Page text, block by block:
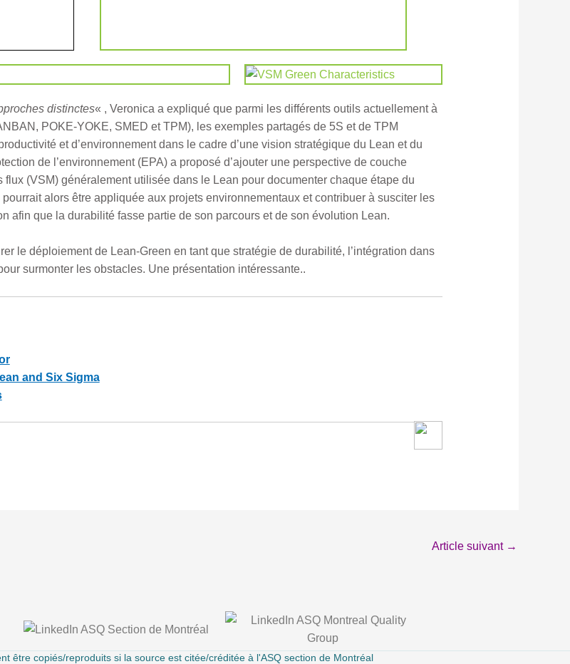
distinctes« , Veronica a expliqué que parmi les différents outils actuellement à
POKE-YOKE, SMED et TPM), les exemples partagés de 5S et de TPM
et d’environnement dans le cadre d’une vision stratégique du Lean et du
de l’environnement (EPA) a proposé d’ajouter une perspective de couche
(VSM) généralement utilisée dans le Lean pour documenter chaque étape du
alors être appliquée aux projets environnementaux et contribuer à susciter les
afin que la durabilité fasse partie de son parcours et de son évolution Lean.
le déploiement de Lean-Green en tant que stratégie de durabilité, l’intégration dans
surmonter les obstacles. Une présentation intéressante..
and Six Sigma
Article suivant →
être copiés/reproduits si la source est citée/créditée à l'ASQ section de Montréal